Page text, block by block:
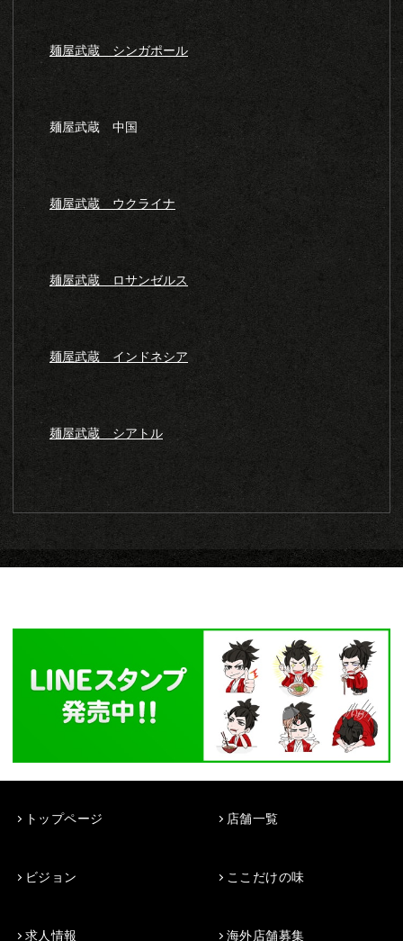
麺屋武蔵 シンガポール
麺屋武蔵 中国
麺屋武蔵 ウクライナ
麺屋武蔵 ロサンゼルス
麺屋武蔵 インドネシア
麺屋武蔵 シアトル
トップページ 店舗一覧
ビジョン ここだけの味
求人情報 海外店舗募集